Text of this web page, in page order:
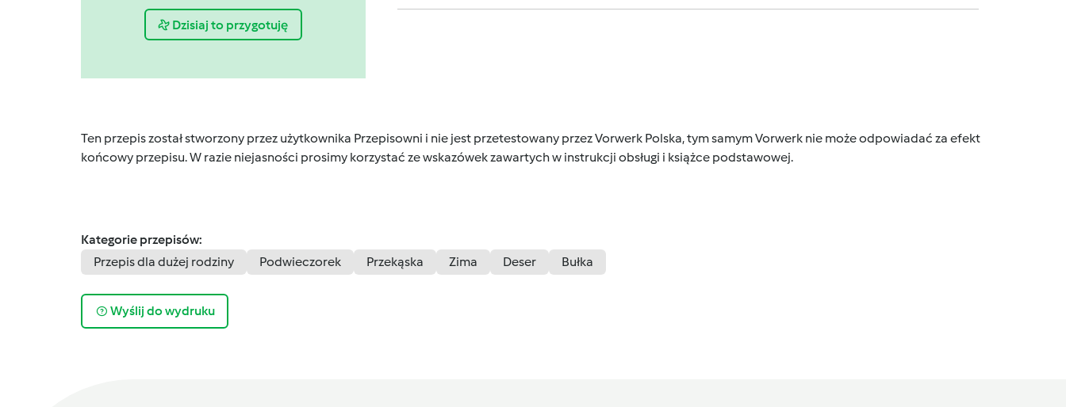
Dzisiaj to przygotuję
Ten przepis został stworzony przez użytkownika Przepisowni i nie jest przetestowany przez Vorwerk Polska, tym samym Vorwerk nie może odpowiadać za efekt
końcowy przepisu. W razie niejasności prosimy korzystać ze wskazówek zawartych w instrukcji obsługi i książce podstawowej.
Kategorie przepisów:
Przepis dla dużej rodziny
Podwieczorek Przekąska Zima Deser Bułka
Wyślij do wydruku